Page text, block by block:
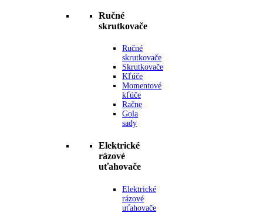
Ručné
skrutkovače
Ručné
skrutkovače
Skrutkovače
Kľúče
Momentové
kľúče
Račne
Gola
sady
Elektrické
rázové
uťahovače
Elektrické
rázové
uťahovače